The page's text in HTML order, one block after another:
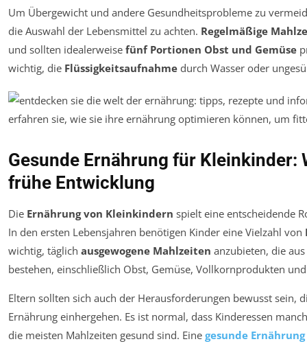
Um Übergewicht und andere Gesundheitsprobleme zu
die Auswahl der Lebensmittel zu achten. Regelmäßige
und sollten idealerweise fünf Portionen Obst und Gemüse
wichtig, die Flüssigkeitsaufnahme durch Wasser oder
Gesunde Ernährung für Kleinkinder:
frühe Entwicklung
Die Ernährung von Kleinkindern spielt eine entscheidende
In den ersten Lebensjahren benötigen Kinder eine Vielzahl von
wichtig, täglich ausgewogene Mahlzeiten anzubieten, die
bestehen, einschließlich Obst, Gemüse, Vollkornprodukten
Eltern sollten sich auch der Herausforderungen bewusst sein,
Ernährung einhergehen. Es ist normal, dass Kinderessen
die meisten Mahlzeiten gesund sind. Eine gesunde Ernährung